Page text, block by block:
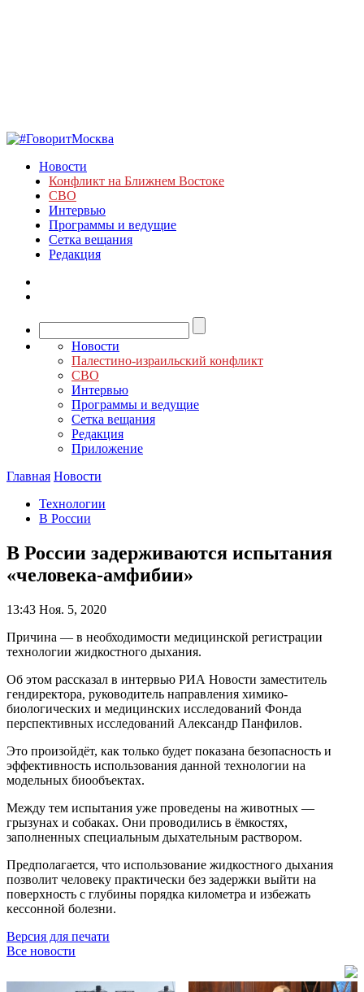
Новости
Конфликт на Ближнем Востоке
СВО
Интервью
Программы и ведущие
Сетка вещания
Редакция
Новости
Палестино-израильский конфликт
СВО
Интервью
Программы и ведущие
Сетка вещания
Редакция
Приложение
Главная Новости
Технологии
В России
В России задерживаются испытания
«человека-амфибии»
13:43 Ноя. 5, 2020
Причина — в необходимости медицинской регистрации
технологии жидкостного дыхания.
Об этом рассказал в интервью РИА Новости заместитель
гендиректора, руководитель направления химико-
биологических и медицинских исследований Фонда
перспективных исследований Александр Панфилов.
Это произойдёт, как только будет показана безопасность и
эффективность использования данной технологии на
модельных биообъектах.
Между тем испытания уже проведены на животных —
грызунах и собаках. Они проводились в ёмкостях,
заполненных специальным дыхательным раствором.
Предполагается, что использование жидкостного дыхания
позволит человеку практически без задержки выйти на
поверхность с глубины порядка километра и избежать
кессонной болезни.
Версия для печати
Все новости